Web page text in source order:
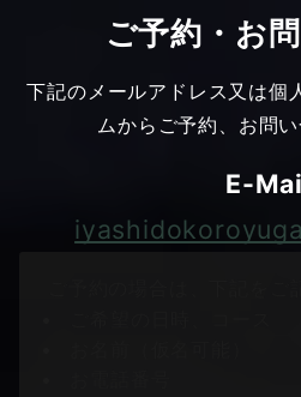
ご予約・お
下記のメールアドレス又は個
ムからご予約、お問い
E-